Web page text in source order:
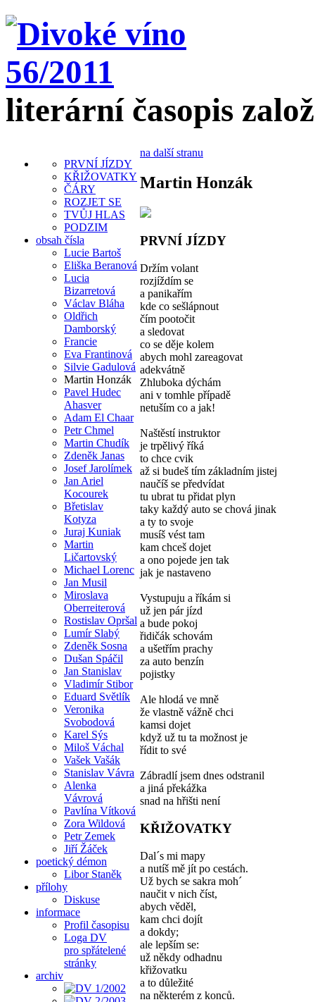
literární časopis
PRVNÍ JÍZDY
KŘIŽOVATKY
ČÁRY
ROZJET SE
TVŮJ HLAS
PODZIM
obsah čísla
Lucie Bartoš
Eliška Beranová
Lucia
Bizarretová
Václav Bláha
Oldřich
Damborský
Francie
Eva Frantinová
Silvie Gadulová
Martin Honzák
Pavel Hudec
Ahasver
Adam El Chaar
Petr Chmel
Martin Chudík
Zdeněk Janas
Josef Jarolímek
Jan Ariel
Kocourek
Břetislav
Kotyza
Juraj Kuniak
Martin
Ličartovský
Michael Lorenc
Jan Musil
Miroslava
Oberreiterová
Rostislav Opršal
Lumír Slabý
Zdeněk Sosna
Dušan Spáčil
Jan Stanislav
Vladimír Stibor
Eduard Světlík
Veronika
Svobodová
Karel Sýs
Miloš Váchal
Vašek Vašák
Stanislav Vávra
Alenka
Vávrová
Pavlína Vítková
Zora Wildová
Petr Zemek
Jiří Žáček
poetický démon
Libor Staněk
přílohy
Diskuse
informace
Profil časopisu
Loga DV
pro spřátelené
stránky
archiv
na další stranu
Martin Honzák
PRVNÍ JÍZDY
Držím volant
rozjíždím se
a panikařím
kde co sešlápnout
čím pootočit
a sledovat
co se děje kolem
abych mohl zareagovat
adekvátně
Zhluboka dýchám
ani v tomhle případě
netuším co a jak!
Naštěstí instruktor
je trpělivý říká
to chce cvik
až si budeš tím základním jistej
naučíš se předvídat
tu ubrat tu přidat plyn
taky každý auto se chová jinak
a ty to svoje
musíš vést tam
kam chceš dojet
a ono pojede jen tak
jak je nastaveno
Vystupuju a říkám si
už jen pár jízd
a bude pokoj
řidičák schovám
a ušetřím prachy
za auto benzín
pojistky
Ale hlodá ve mně
že vlastně vážně chci
kamsi dojet
když už tu ta možnost je
řídit to své
Zábradlí jsem dnes odstranil
a jiná překážka
snad na hřišti není
KŘIŽOVATKY
Dal´s mi mapy
a nutíš mě jít po cestách.
Už bych se sakra moh´
naučit v nich číst,
abych věděl,
kam chci dojít
a dokdy;
ale lepším se:
už někdy odhadnu
křižovatku
a to důležité
na některém z konců.